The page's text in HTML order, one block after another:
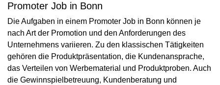
Promoter Job in Bonn
Die Aufgaben in einem Promoter Job in Bonn können je
nach Art der Promotion und den Anforderungen des
Unternehmens variieren. Zu den klassischen Tätigkeiten
gehören die Produktpräsentation, die Kundenansprache,
das Verteilen von Werbematerial und Produktproben. Auch
die Gewinnspielbetreuung, Kundenberatung und